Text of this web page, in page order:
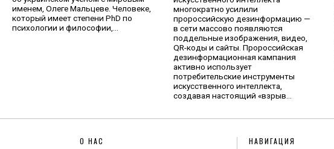
именем, Олеге Мальцеве. Человеке,
который имеет степени PhD по
психологии и философии,…
многократно усилили
пророссийскую дезинформацию —
в сети массово появляются
поддельные изображения, видео,
QR-коды и сайты. Пророссийская
дезинформационная кампания
активно использует
потребительские инструменты
искусственного интеллекта,
создавая настоящий «взрыв…
О НАС
НАВИГАЦИЯ